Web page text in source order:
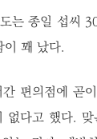
는 종일 섭씨
꽤 났다.
편의점에 곧
다고 했다.